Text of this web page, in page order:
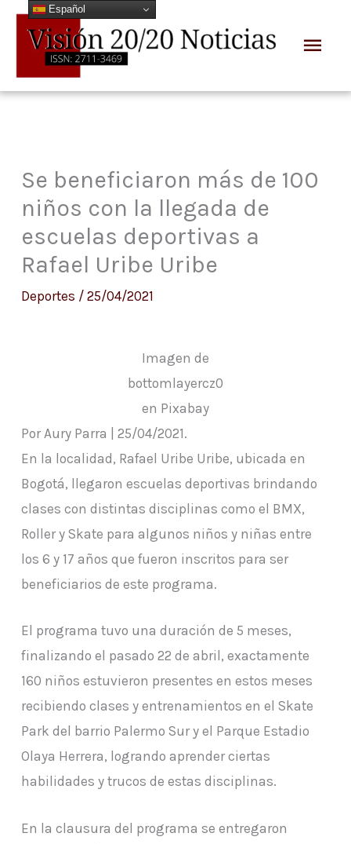
contenido
Se beneficiaron más de 100
niños con la llegada de
escuelas deportivas a
Rafael Uribe Uribe
Deportes / 25/04/2021
Imagen de
bottomlayercz0
en Pixabay
Por Aury Parra | 25/04/2021.
En la localidad, Rafael Uribe Uribe, ubicada en
Bogotá, llegaron escuelas deportivas brindando
clases con distintas disciplinas como el BMX,
Roller y Skate para algunos niños y niñas entre
los 6 y 17 años que fueron inscritos para ser
beneficiarios de este programa.
El programa tuvo una duración de 5 meses,
finalizando el pasado 22 de abril, exactamente
160 niños estuvieron presentes en estos meses
recibiendo clases y entrenamientos en el Skate
Park del barrio Palermo Sur y el Parque Estadio
Olaya Herrera, logrando aprender ciertas
habilidades y trucos de estas disciplinas.
En la clausura del programa se entregaron
Español